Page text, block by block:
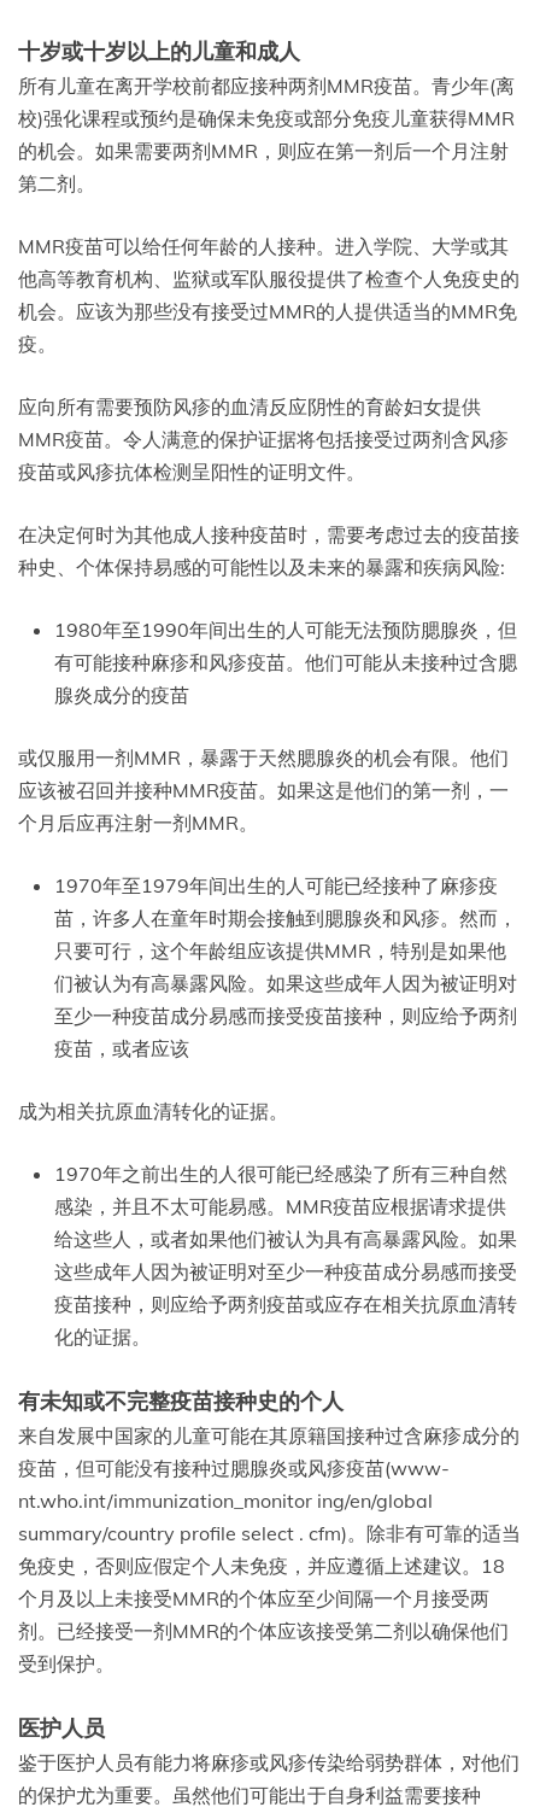
十岁或十岁以上的儿童和成人
所有儿童在离开学校前都应接种两剂MMR疫苗。青少年(离
校)强化课程或预约是确保未免疫或部分免疫儿童获得MMR
的机会。如果需要两剂MMR，则应在第一剂后一个月注射
第二剂。
MMR疫苗可以给任何年龄的人接种。进入学院、大学或其
他高等教育机构、监狱或军队服役提供了检查个人免疫史的
机会。应该为那些没有接受过MMR的人提供适当的MMR免
疫。
应向所有需要预防风疹的血清反应阴性的育龄妇女提供
MMR疫苗。令人满意的保护证据将包括接受过两剂含风疹
疫苗或风疹抗体检测呈阳性的证明文件。
在决定何时为其他成人接种疫苗时，需要考虑过去的疫苗接
种史、个体保持易感的可能性以及未来的暴露和疾病风险:
1980年至1990年间出生的人可能无法预防腮腺炎，但
有可能接种麻疹和风疹疫苗。他们可能从未接种过含腮
腺炎成分的疫苗
或仅服用一剂MMR，暴露于天然腮腺炎的机会有限。他们
应该被召回并接种MMR疫苗。如果这是他们的第一剂，一
个月后应再注射一剂MMR。
1970年至1979年间出生的人可能已经接种了麻疹疫
苗，许多人在童年时期会接触到腮腺炎和风疹。然而，
只要可行，这个年龄组应该提供MMR，特别是如果他
们被认为有高暴露风险。如果这些成年人因为被证明对
至少一种疫苗成分易感而接受疫苗接种，则应给予两剂
疫苗，或者应该
成为相关抗原血清转化的证据。
1970年之前出生的人很可能已经感染了所有三种自然
感染，并且不太可能易感。MMR疫苗应根据请求提供
给这些人，或者如果他们被认为具有高暴露风险。如果
这些成年人因为被证明对至少一种疫苗成分易感而接受
疫苗接种，则应给予两剂疫苗或应存在相关抗原血清转
化的证据。
有未知或不完整疫苗接种史的个人
来自发展中国家的儿童可能在其原籍国接种过含麻疹成分的
疫苗，但可能没有接种过腮腺炎或风疹疫苗(www-
nt.who.int/immunization_monitor ing/en/global
summary/country profile select . cfm)。除非有可靠的适当
免疫史，否则应假定个人未免疫，并应遵循上述建议。18
个月及以上未接受MMR的个体应至少间隔一个月接受两
剂。已经接受一剂MMR的个体应该接受第二剂以确保他们
受到保护。
医护人员
鉴于医护人员有能力将麻疹或风疹传染给弱势群体，对他们
的保护尤为重要。虽然他们可能出于自身利益需要接种